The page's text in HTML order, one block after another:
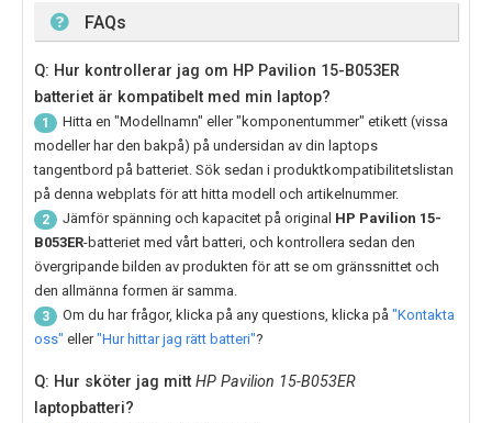
FAQs
Q: Hur kontrollerar jag om HP Pavilion 15-B053ER
batteriet är kompatibelt med min laptop?
1
Hitta en "Modellnamn" eller "komponentummer" etikett (vissa
modeller har den bakpå) på undersidan av din laptops
tangentbord på batteriet. Sök sedan i produktkompatibilitetslistan
på denna webplats för att hitta modell och artikelnummer.
2 Jämför spänning och kapacitet på original HP Pavilion 15-
B053ER-batteriet med vårt batteri, och kontrollera sedan den
övergripande bilden av produkten för att se om gränssnittet och
den allmänna formen är samma.
3 Om du har frågor, klicka på any questions, klicka på "Kontakta
oss" eller"Hur hittar jag rätt batteri"?
Q: Hur sköter jag mitt HP Pavilion 15-B053ER
laptopbatteri?